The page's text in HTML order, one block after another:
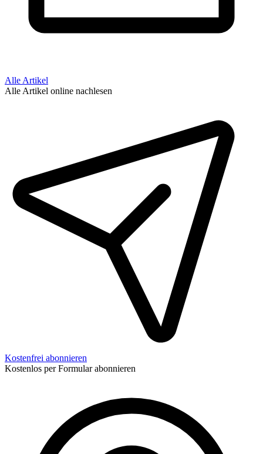
Alle Artikel
Alle Artikel online nachlesen
Kostenfrei abonnieren
Kostenlos per Formular abonnieren